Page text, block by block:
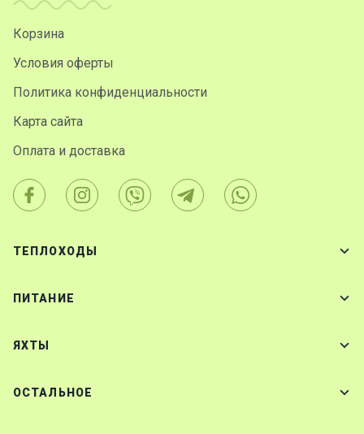
Корзина
Условия оферты
Политика конфиденциальности
Карта сайта
Оплата и доставка
ТЕПЛОХОДЫ
ПИТАНИЕ
ЯХТЫ
ОСТАЛЬНОЕ